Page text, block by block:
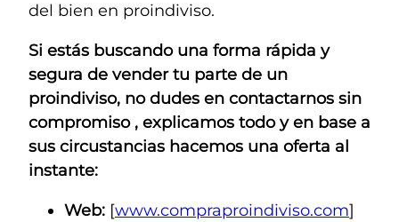
del bien en proindiviso.
Si estás buscando una forma rápida y
segura de vender tu parte de un
proindiviso, no dudes en contactarnos sin
compromiso , explicamos todo y en base a
sus circustancias hacemos una oferta al
instante:
Web: [www.compraproindiviso.com]